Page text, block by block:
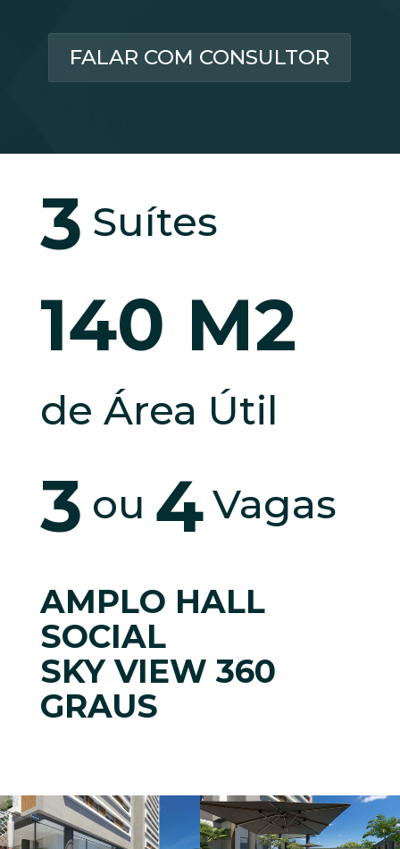
FALAR COM CONSULTOR
3 Suítes
140 M2
de Área Útil
3 ou 4Vagas
AMPLO HALL
SOCIAL
SKY VIEW 360
GRAUS